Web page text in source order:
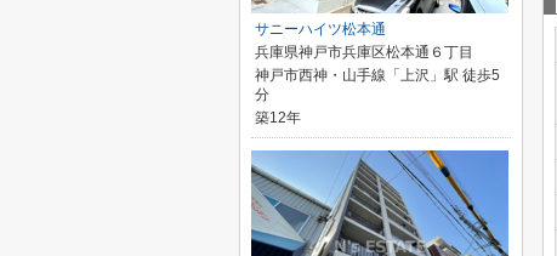
サニーハイツ松本通
兵庫県神戸市兵庫区松本通６丁目
神戸市西神・山手線「上沢」駅 徒歩5
分
築12年